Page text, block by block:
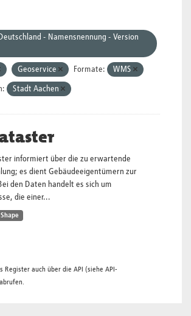
- Namensnennung - Version
Geoservice Formate: WMS
Stadt Aachen
informiert über die zu erwartende
es dient Gebäudeeigentümern zur
den Daten handelt es sich um
die einer...
Shape
Register auch über die API (siehe API-